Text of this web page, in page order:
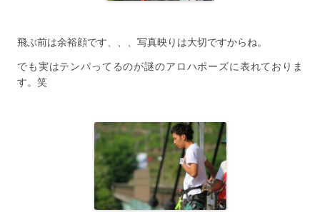
飛ぶ前は余裕顔です、、、写真映りは大切ですからね。
でも実はテンパってるのが謎のアロハポーズに表れておりま
す。笑